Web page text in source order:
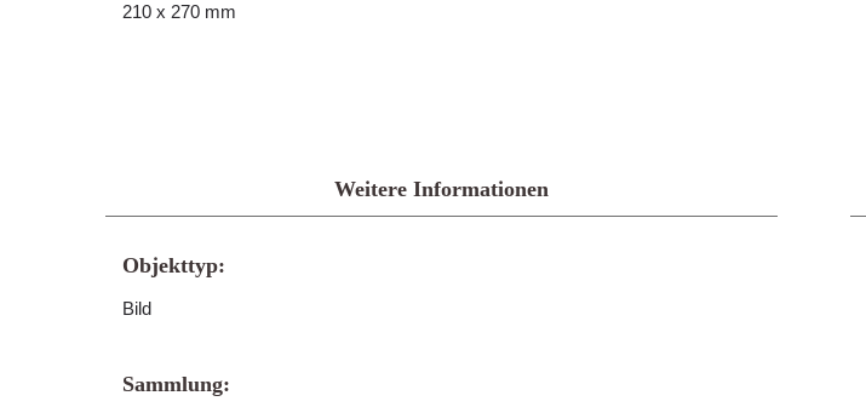
210 x 270 mm
Weitere Informationen
Objekttyp:
Bild
Sammlung: